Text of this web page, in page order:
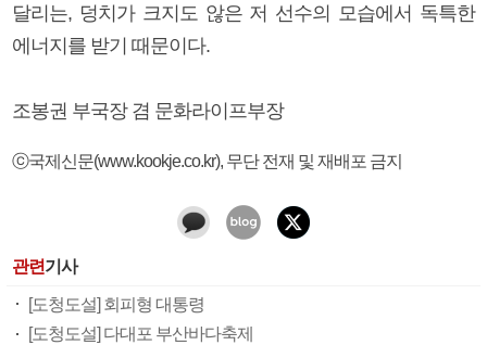
달리는, 덩치가 크지도 않은 저 선수의 모습에서 독특한
에너지를 받기 때문이다.
조봉권 부국장 겸 문화라이프부장
ⓒ국제신문(www.kookje.co.kr), 무단 전재 및 재배포 금지
관련기사
[도청도설] 회피형 대통령
[도청도설] 다대포 부산바다축제